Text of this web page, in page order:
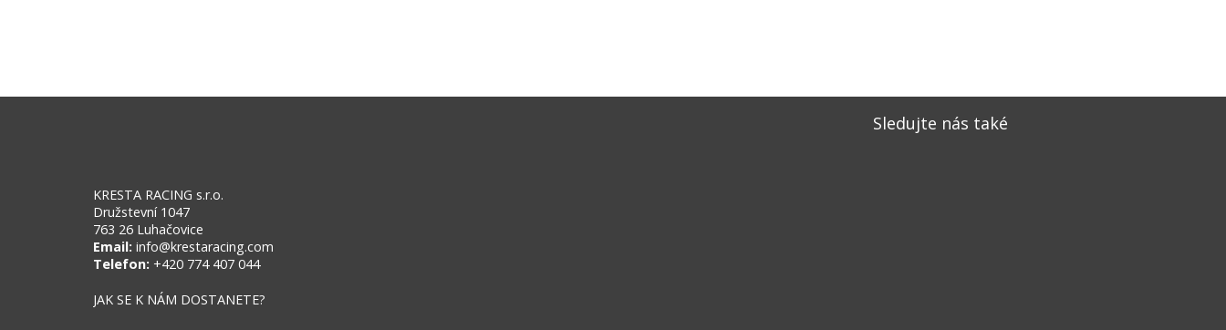
KRESTA RACING s.r.o.
Družstevní 1047
763 26 Luhačovice
Email: info@krestaracing.com
Telefon: +420 774 407 044
JAK SE K NÁM DOSTANETE?
Sledujte nás také